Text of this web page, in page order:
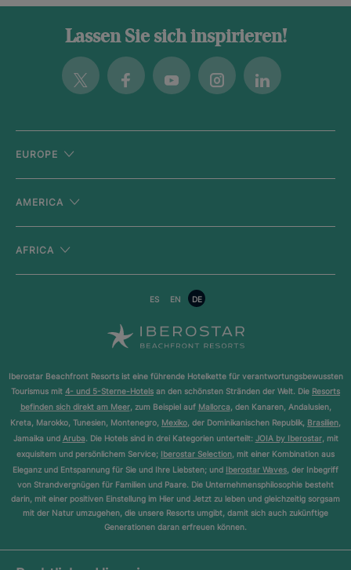
Lassen Sie sich inspirieren!
Twitter FacebookYoutubeInstagramLinkedin
EUROPE
AMERICA
AFRICA
ES EN DE
Iberostar Beachfront Resorts ist eine führende Hotelkette für verantwortungsbewussten
Tourismus mit 4- und 5-Sterne-Hotels an den schönsten Stränden der Welt. Die Resorts
befinden sich direkt am Meer, zum Beispiel auf Mallorca, den Kanaren, Andalusien,
Kreta, Marokko, Tunesien, Montenegro, Mexiko, der Dominikanischen Republik, Brasilien,
Jamaika und Aruba. Die Hotels sind in drei Kategorien unterteilt: JOIA by Iberostar, mit
exquisitem und persönlichem Service; Iberostar Selection, mit einer Kombination aus
Eleganz und Entspannung für Sie und Ihre Liebsten; und Iberostar Waves, der Inbegriff
von Strandvergnügen für Familien und Paare. Die Unternehmensphilosophie besteht
darin, mit einer positiven Einstellung im Hier und Jetzt zu leben und gleichzeitig sorgsam
mit der Natur umzugehen, die unsere Resorts umgibt, damit sich auch zukünftige
Generationen daran erfreuen können.